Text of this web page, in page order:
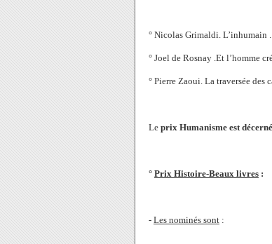
° Nicolas Grimaldi. L’inhumain
° Joel de Rosnay .Et l’homme
° Pierre Zaoui. La traversée des
Le prix Humanisme est
° Prix Histoire-Beaux livres :
- Les nominés sont :